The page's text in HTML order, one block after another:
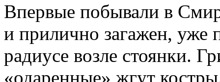
Впервые побывали в
и прилично загажен, уже
радиусе возле стоянки.
«одаренные» жгут